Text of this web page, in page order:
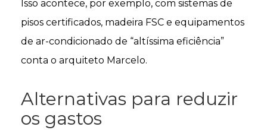
Isso acontece, por exemplo, com sistemas de
pisos certificados, madeira FSC e equipamentos
de ar-condicionado de “altíssima eficiência”
conta o arquiteto Marcelo.
Alternativas para reduzir
os gastos